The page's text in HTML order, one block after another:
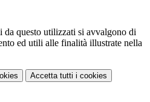
da questo utilizzati si avvalgono di
ed utili alle finalità illustrate nella
Accetta tutti i cookies